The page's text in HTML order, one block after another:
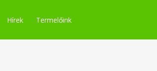
Hírek Termelőink